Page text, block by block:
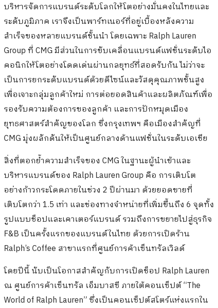
บริหารจัดการแบรนด์ระดับโลกให้โตอย่างมั่นคงในไทยและ
ระดับภูมิภาค เราจึงเป็นพาร์ทเนอร์ที่อยู่เบื้องหลังความ
สำเร็จของหลายแบรนด์ชั้นนำ โดยเฉพาะ Ralph Lauren
Group ที่ CMG มีส่วนในการขับเคลื่อนแบรนด์แฟชั่นระดับไอ
คอนิกให้โตอย่างโดดเด่นผ่านกลยุทธ์ที่สอดรับกัน ไม่ว่าจะ
เป็นการยกระดับแบรนด์ด้วยดีไซน์และวัสดุคุณภาพชั้นสูง
เพื่อเจาะกลุ่มลูกค้าใหม่ การต่อยอดสินค้าและผลิตภัณฑ์เพื่อ
รองรับความต้องการของลูกค้า และการปักหมุดเมือง
ยุทธศาสตร์สำคัญของโลก ซึ่งกรุงเทพฯ คือเมืองสำคัญที่
CMG มุ่งผลักดันให้เป็นศูนย์กลางด้านแฟชั่นในระดับเอเชีย
สิ่งที่ตอกย้ำความสำเร็จของ CMG ในฐานะผู้นำเข้าและ
บริหารแบรนด์ของ Ralph Lauren Group คือ การเติบโต
อย่างก้าวกระโดดภายในช่วง 2 ปีผ่านมา ด้วยยอดขายที่
เติบโตกว่า 1.5 เท่า และช่องทางจำหน่ายที่เพิ่มขึ้นถึง 6 จุดทั้ง
รูปแบบช็อปและเคาเตอร์แบรนด์ รวมถึงการขยายไปสู่ธุรกิจ
F&B เป็นครั้งแรกของแบรนด์ในไทย ด้วยการเปิดร้าน
Ralph’s Coffee สาขาแรกที่ศูนย์การค้าเซ็นทรัลเวิลด์
โดยปีนี้ นับเป็นโอกาสสำคัญกับการเปิดช็อป Ralph Lauren
ณ ศูนย์การค้าเซ็นทรัล เอ็มบาสซี ภายใต้คอนเซ็ปต์ “The
World of Ralph Lauren” ซึ่งเป็นคอนเซ็ปต์สโตร์แห่งแรกใน